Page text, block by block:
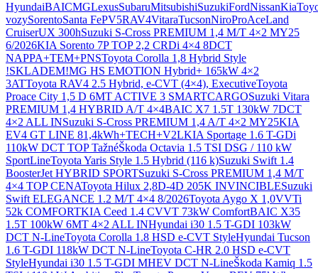
HyundaiBAICMGLexusSubaruMitsubishiSuzukiFordNissanKia
vozySorentoSanta FePV5RAV4VitaraTucsonNiroProAceLand
CruiserUX 300hSuzuki S-Cross PREMIUM 1,4 M/T 4×2 MY25
6/2026KIA Sorento 7P TOP 2,2 CRDi 4×4 8DCT
NAPPA+TEM+PNSToyota Corolla 1,8 Hybrid Style
!SKLADEM!MG HS EMOTION Hybrid+ 165kW 4×2
3ATToyota RAV4 2.5 Hybrid, e-CVT (4×4), ExecutiveToyota
Proace City 1,5 D 6MT ACTIVE 3 SMARTCARGOSuzuki Vitara
PREMIUM 1,4 HYBRID A/T 4×4BAIC X7 1.5T 130kW 7DCT
4×2 ALL INSuzuki S-Cross PREMIUM 1,4 A/T 4×2 MY25KIA
EV4 GT LINE 81,4kWh+TECH+V2LKIA Sportage 1.6 T-GDi
110kW DCT TOP TažnéŠkoda Octavia 1.5 TSI DSG / 110 kW
SportLineToyota Yaris Style 1.5 Hybrid (116 k)Suzuki Swift 1.4
BoosterJet HYBRID SPORTSuzuki S-Cross PREMIUM 1,4 M/T
4×4 TOP CENAToyota Hilux 2,8D-4D 205K INVINCIBLESuzuki
Swift ELEGANCE 1.2 M/T 4×4 8/2026Toyota Aygo X 1,0VVTi
52k COMFORTKIA Ceed 1.4 CVVT 73kW ComfortBAIC X35
1.5T 100kW 6MT 4×2 ALL INHyundai i30 1.5 T-GDI 103kW
DCT N-LineToyota Corolla 1.8 HSD e-CVT StyleHyundai Tucson
1.6 T-GDI 118kW DCT N-LineToyota C-HR 2.0 HSD e-CVT
StyleHyundai i30 1.5 T-GDI MHEV DCT N-LineŠkoda Kamiq 1.5